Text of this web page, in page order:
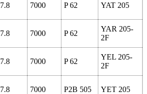
7.8 7000 P 62 YAT 205
7.8 7000 P 62
YAR 205-
2F
7.8 7000 P 62
YEL 205-
2F
7.8 7000 P2B 505 YET 205